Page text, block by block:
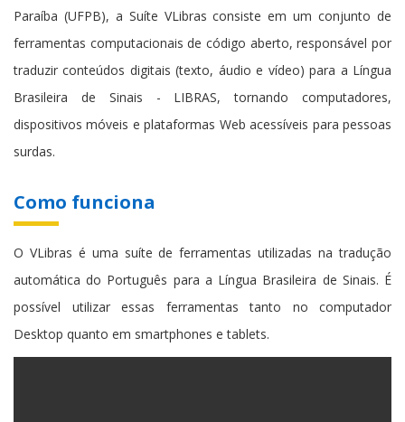
Paraíba (UFPB), a Suíte VLibras consiste em um conjunto de
ferramentas computacionais de código aberto, responsável por
traduzir conteúdos digitais (texto, áudio e vídeo) para a Língua
Brasileira de Sinais - LIBRAS, tornando computadores,
dispositivos móveis e plataformas Web acessíveis para pessoas
surdas.
Como funciona
O VLibras é uma suíte de ferramentas utilizadas na tradução
automática do Português para a Língua Brasileira de Sinais. É
possível utilizar essas ferramentas tanto no computador
Desktop quanto em smartphones e tablets.